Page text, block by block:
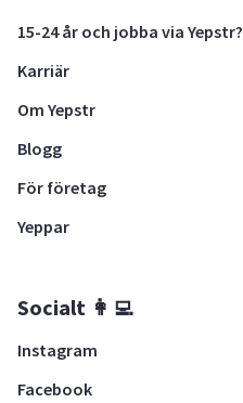
15-24 år och jobba via Yepstr?
Karriär
Om Yepstr
Blogg
För företag
Yeppar
Socialt 👩‍💻
Instagram
Facebook